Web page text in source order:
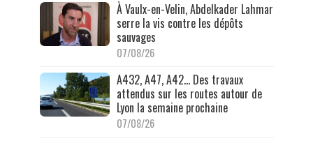
À Vaulx-en-Velin, Abdelkader Lahmar
serre la vis contre les dépôts
sauvages
07/08/26
A432, A47, A42… Des travaux
attendus sur les routes autour de
Lyon la semaine prochaine
07/08/26